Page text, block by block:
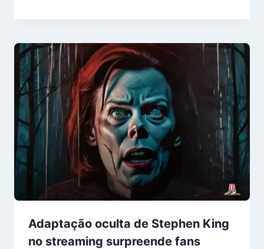
Adaptação oculta de Stephen King
no streaming surpreende fans